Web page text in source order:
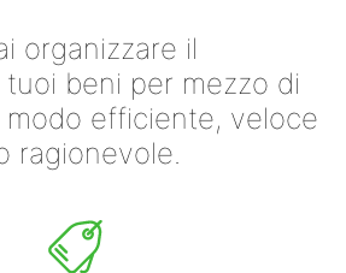
organizzare il
beni per mezzo di
modo efficiente, veloce
ragionevole.